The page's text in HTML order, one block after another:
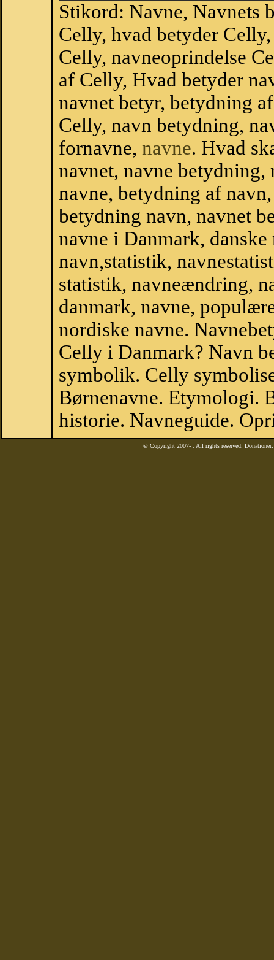
Stikord: Navne, Navnets
Celly, hvad betyder
Celly, navneoprindelse
af Celly, Hvad betyder
navnet betyr, betydning
Celly, navn betydning,
fornavne, navne. Hvad
navnet, navne
navne, betydning af
betydning navn, navnet
navne i Danmark,
navn,statistik,
statistik, navneændring,
danmark, navne,
nordiske navne.
Celly i Danmark? Navn
symbolik. Celly
Børnenavne. Etymologi.
historie. Navneguide.
© Copyright 2007- . All rights reserved.